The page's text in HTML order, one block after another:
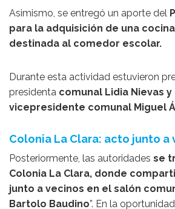
Asimismo, se entregó un aporte del
para la adquisición de una
destinada al comedor escolar.
Durante esta actividad estuvieron
presidenta comunal Lidia Nievas y
vicepresidente comunal Miguel
Colonia La Clara: acto junto a
Posteriormente, las autoridades se
Colonia La Clara, donde
junto a vecinos en el salón
Bartolo Baudino”. En la